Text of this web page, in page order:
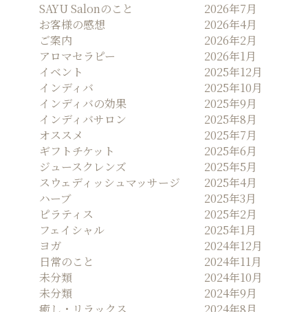
SAYU Salonのこと
お客様の感想
ご案内
アロマセラピー
イベント
インディバ
インディバの効果
インディバサロン
オススメ
ギフトチケット
ジュースクレンズ
スウェディッシュマッサージ
ハーブ
ピラティス
フェイシャル
ヨガ
日常のこと
未分類
未分類
2026年7月
2026年4月
2026年2月
2026年1月
2025年12月
2025年10月
2025年9月
2025年8月
2025年7月
2025年6月
2025年5月
2025年4月
2025年3月
2025年2月
2025年1月
2024年12月
2024年11月
2024年10月
2024年9月